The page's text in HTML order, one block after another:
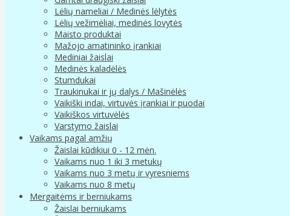
Lėlių nameliai / Medinės lėlytės
Lėlių vežimėliai, medinės lovytės
Maisto produktai
Mažojo amatininko įrankiai
Mediniai žaislai
Medinės kaladėlės
Stumdukai
Traukinukai ir jų dalys / Mašinėlės
Vaikiški indai, virtuvės įrankiai ir puodai
Vaikiškos virtuvėlės
Varstymo žaislai
Vaikams pagal amžių
Žaislai kūdikiui 0 - 12 mėn.
Vaikams nuo 1 iki 3 metukų
Vaikams nuo 3 metų ir vyresniems
Vaikams nuo 8 metų
Mergaitėms ir berniukams
Žaislai berniukams